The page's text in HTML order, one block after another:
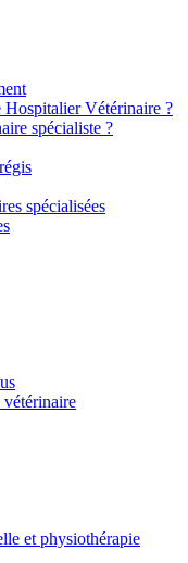
Hospitalier Vétérinaire ?
spécialiste ?
spécialisées
et physiothérapie